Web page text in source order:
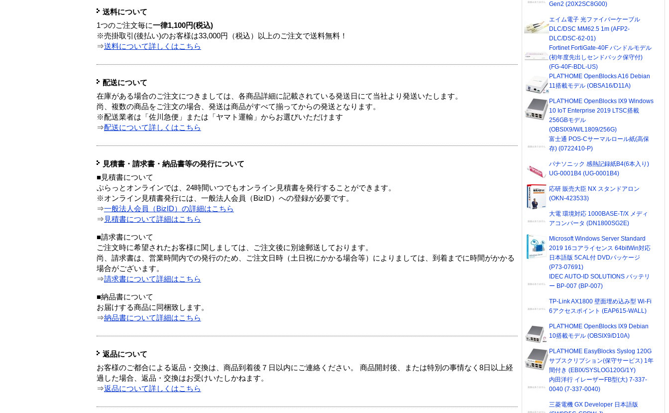
送料について
1つのご注文毎に一律1,100円(税込)
※売掛取引(後払い)のお客様は33,000円（税込）以上のご注文で送料無料！
⇒送料について詳しくはこちら
配送について
在庫がある場合のご注文につきましては、各商品詳細に記載されている発送日にて当社より発送いたします。
尚、複数の商品をご注文の場合、発送は商品がすべて揃ってからの発送となります。
※配送業者は「佐川急便」または「ヤマト運輸」からお選びいただけます
⇒配送について詳しくはこちら
見積書・請求書・納品書等の発行について
■見積書について
ぷらっとオンラインでは、24時間いつでもオンライン見積書を発行することができます。
※オンライン見積書発行には、一般法人会員（BizID）への登録が必要です。
⇒一般法人会員（BizID）の詳細はこちら
⇒ 見積書について詳細はこちら
■請求書について
ご注文時に希望されたお客様に関しましては、ご注文後に別途郵送しております。
尚、請求書は、営業時間内での発行のため、ご注文日時（土日祝にかかる場合等）によりましては、到着までに時間がかかる
場合がございます。
⇒請求書について詳細はこちら
■納品書について
お届けする商品に同梱致します。
⇒納品書について詳細はこちら
返品について
お客様のご都合による返品・交換は、商品到着後７日以内にご連絡ください。 商品開封後、または特別の事情なく8日以上経
過した場合、返品・交換はお受けいたしかねます。
⇒返品について詳しくはこちら
Gen2 (20X2SC8G00)
エイム電子 光ファイバーケーブル
DLC/DSC MM62.5 1m (AFP2-
DLC/DSC-62-01)
Fortinet FortiGate-40F バンドルモデル
(初年度先出しセンドバック保守付)
(FG-40F-BDL-US)
PLAT'HOME OpenBlocks A16 Debian
11搭載モデル (OBSA16/D11A)
PLAT'HOME OpenBlocks IX9 Windows
10 IoT Enterprise 2019 LTSC搭載
256GBモデル
(OBSIX9/W/L1809/256G)
富士通 POS-Cサーマルロール紙(高保
存) (0722410-P)
パナソニック 感熱記録紙B4(6本入り)
UG-0001B4 (UG-0001B4)
応研 販売大臣 NX スタンドアロン
(OKN-423533)
大電 環境対応 1000BASE-T/X メディ
アコンバータ (DN1800SG2E)
Microsoft Windows Server Standard
2019 16コアライセンス 64bitWin対応
日本語版 5CAL付 DVDパッケージ
(P73-07691)
IDEC AUTO-ID SOLUTIONS バッテリ
ー BP-007 (BP-007)
TP-Link AX1800 壁面埋め込み型 Wi-Fi
6アクセスポイント (EAP615-WALL)
PLAT'HOME OpenBlocks IX9 Debian
10搭載モデル (OBSIX9/D10A)
PLAT'HOME EasyBlocks Syslog 120G
サブスクリプション(保守サービス) 1年
間付き (EBIX/SYSLOG120G/1Y)
内田洋行 イレーザーFB型(大) 7-337-
0040 (7-337-0040)
三菱電機 GX Developer 日本語版